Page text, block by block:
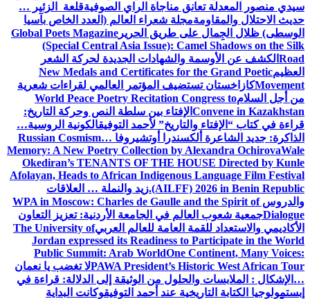
سيدي منصور المعدلة تعانق مناجاة الراي الصوفيةقلعة الزئير …
حديث الاحتلال والمقاومةمجلة شعراء العالم (العدد الخاص بآسيا
الوسطى) ظلال الجِمال على طريق الحرير Global Poets Magazine
(Special Central Asia Issue): Camel Shadows on the Silk
Road الكشف عن الأوسمة والشهادات الجديدة لحركة الشعر
العظيمNew Medals and Certificates for the Grand Poetic
Movementكازاخستان تستضيف المؤتمر العالمي لقراءات شعرية
من أجل السلامWorld Peace Poetry Recitation Congress to
Convene in Kazakhstan الإفتاء بين سلطة النص وحركة التاريخ:
قراءة في كتاب “الإفتاء والتاريخ” لأحمد التوفيقالكونية الروسية…
الذاكرة: جديد الشاعرة ألكسندرا أوتشيروفا Russian Cosmism…
Memory: A New Poetry Collection by Alexandra OchirovaWale
Okediran’s TENANTS OF THE HOUSE Directed by Kunle
Afolayan, Heads to African Indigenous Language Film Festival
(AILFF) 2026 in Benin Republic. زيد والنملة … العلاقات
والدروسWPA in Moscow: Charles de Gaulle and the Spirit of
Dialogueجمعية شعوب العالم في الجامعة الأردنية: تعزيز التعاون
الأكاديمي والاستعداد للقمة العامة للعالم العربيThe University of
Jordan expressed its Readiness to Participate in the World
Public Summit: Arab WorldOne Continent, Many Voices:
PAWA President’s Historic West African Tourلا تغضب يا نعمان
…الإشكال : الملابسات والحلول من الوثيقة إلى الدلالة: قراءة في
إبستمولوجيا الكتابة التاريخية عند أحمد التوفيقوكانت البداية